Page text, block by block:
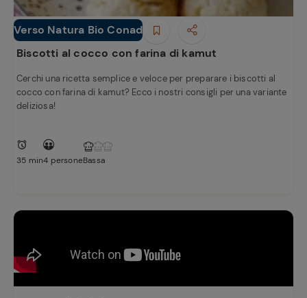
Verso Natura Bio Conad
Dolci e Dessert
Biscotti al cocco con farina di kamut
Cerchi una ricetta semplice e veloce per preparare i biscotti al
cocco con farina di kamut? Ecco i nostri consigli per una variante
deliziosa!
35 min4 personeBassa